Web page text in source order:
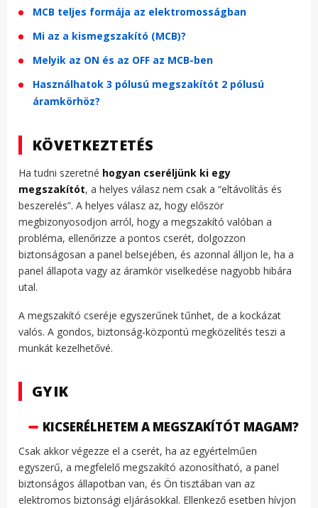
MCB teljes formája az elektromosságban
Mi az a kismegszakító (MCB)?
Melyik az ON és az OFF az MCB-ben
Használhatok 3 pólusú megszakítót 2 pólusú
áramkörhöz?
KÖVETKEZTETÉS
Ha tudni szeretné hogyan cseréljünk ki egy
megszakítót, a helyes válasz nem csak a “eltávolítás és
beszerelés”. A helyes válasz az, hogy először
megbizonyosodjon arról, hogy a megszakító valóban a
probléma, ellenőrizze a pontos cserét, dolgozzon
biztonságosan a panel belsejében, és azonnal álljon le, ha a
panel állapota vagy az áramkör viselkedése nagyobb hibára
utal.
A megszakító cseréje egyszerűnek tűnhet, de a kockázat
valós. A gondos, biztonság-központú megközelítés teszi a
munkát kezelhetővé.
GYIK
KICSERÉLHETEM A MEGSZAKÍTÓT MAGAM?
Csak akkor végezze el a cserét, ha az egyértelműen
egyszerű, a megfelelő megszakító azonosítható, a panel
biztonságos állapotban van, és Ön tisztában van az
elektromos biztonsági eljárásokkal. Ellenkező esetben hívjon